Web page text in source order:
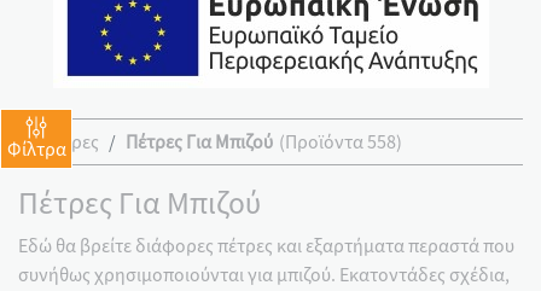
Φίλτρα
Χάντρες Πέτρες Για Μπιζού (Προϊόντα 558)
Πέτρες Για Μπιζού
Εδώ θα βρείτε διάφορες πέτρες και εξαρτήματα περαστά που
συνήθως χρησιμοποιούνται για μπιζού. Εκατοντάδες σχέδια,